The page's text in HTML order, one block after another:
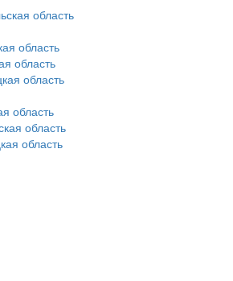
область
область
область
область
область
область
область